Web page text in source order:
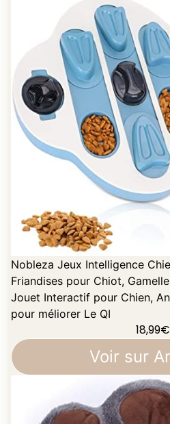
Nobleza Jeux Intelligence
Friandises pour Chiot,
Jouet Interactif pour Chien,
pour méliorer Le QI
18,99€
Voir sur